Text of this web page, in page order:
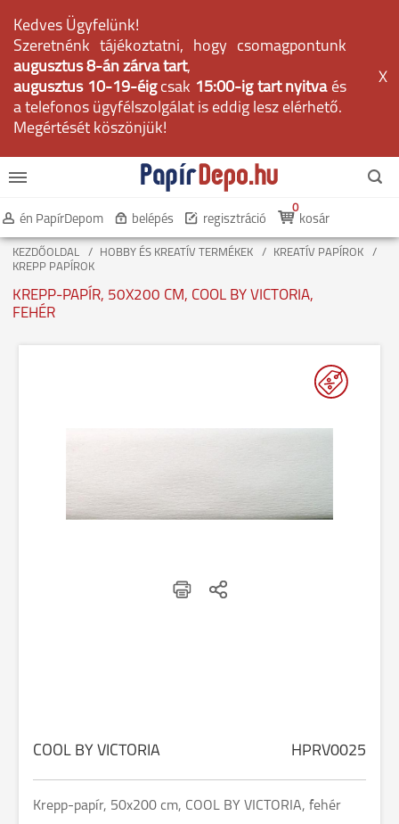
Kedves Ügyfelünk!
Szeretnénk tájékoztatni, hogy csomagpontunk
augusztus 8-án zárva tart,
augusztus 10-19-éig csak 15:00-ig tart nyitvaés
a telefonos ügyfélszolgálat is eddig lesz elérhető.
Megértését köszönjük!
X
én PapírDepom belépés regisztráció kosár
0
KEZDŐOLDAL HOBBY ÉS KREATÍV TERMÉKEK
KREATÍV PAPÍROK
KREPP PAPÍROK
KREPP-PAPÍR, 50X200 CM, COOL BY VICTORIA,
FEHÉR
COOL BY VICTORIA HPRV0025
Krepp-papír, 50x200 cm, COOL BY VICTORIA, fehér